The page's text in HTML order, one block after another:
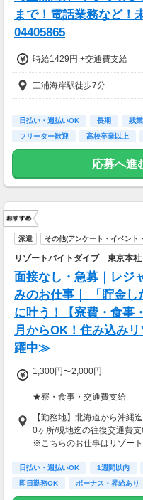
まで！電話業務など！
04405865
時給1429円 +交通費支給
三浦海岸駅徒歩7分
日払い・週払いOK 長期 残
フリーター歓迎
高校卒業以上
研修制度あり
応募へ進
派遣 その他(アンケート・イベント
リゾートバイトダイブ 東京本社
面接なし・急募｜レジ
みのお仕事｜ 「貯金
に叶う！【寮費・食事
月からOK！住み込み
躍中≫
1,300円〜2,000円
★寮・食事・交通費支給
住み込みのお仕事のため、
す。
・寮費・光熱費無料（個室
・食事無料
・往復交通費支給（上限あり
※勤務地による
【勤務地】北海道から沖縄
0ヶ所/現地迄の往復交通費支
※こちらのお仕事はリゾー
募集となっており実際に募
なる場合がございます。
カウンセリングでご希望条件
からお仕事をご案内いたし
日払い・週払いOK 1週間以内
即日勤務OK
ボーナス・昇給あり